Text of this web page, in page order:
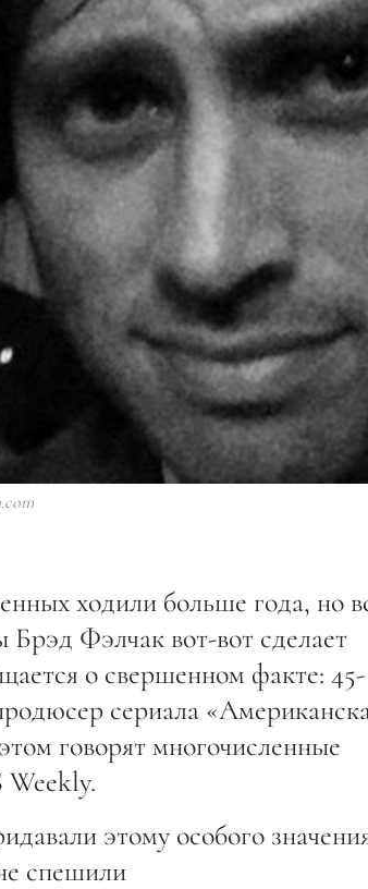
ходили больше года, но
Фэлчак вот-вот сделает
о свершенном факте: 45-
сериала
говорят многочисленные
этому особого
спешили